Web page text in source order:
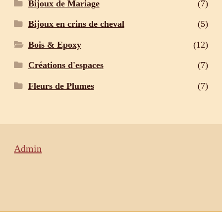
Bijoux de Mariage (7)
Bijoux en crins de cheval (5)
Bois & Epoxy (12)
Créations d'espaces (7)
Fleurs de Plumes (7)
Admin